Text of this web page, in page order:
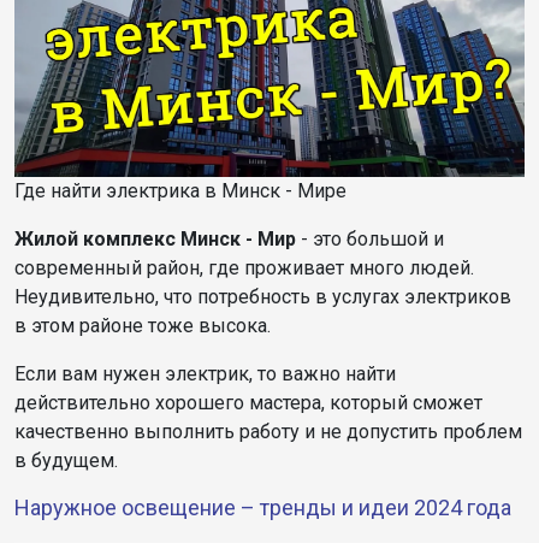
Где найти электрика в Минск - Мире
Жилой комплекс Минск - Мир - это большой и
современный район, где проживает много людей.
Неудивительно, что потребность в услугах электриков
в этом районе тоже высока.
Если вам нужен электрик, то важно найти
действительно хорошего мастера, который сможет
качественно выполнить работу и не допустить проблем
в будущем.
Наружное освещение – тренды и идеи 2024 года